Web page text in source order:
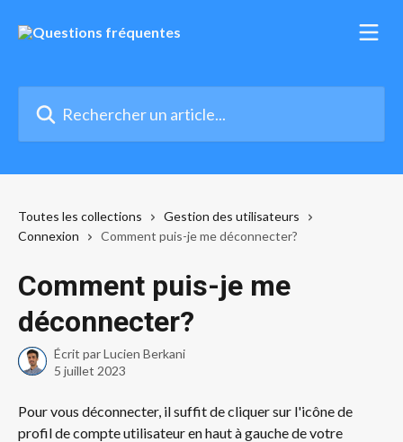
Toutes les collections
Gestion des utilisateurs
Connexion
Comment puis-je me déconnecter?
Comment puis-je me
déconnecter?
Écrit parLucien Berkani
5 juillet 2023
Pour vous déconnecter, il suffit de cliquer sur l'icône de
profil de compte utilisateur en haut à gauche de votre